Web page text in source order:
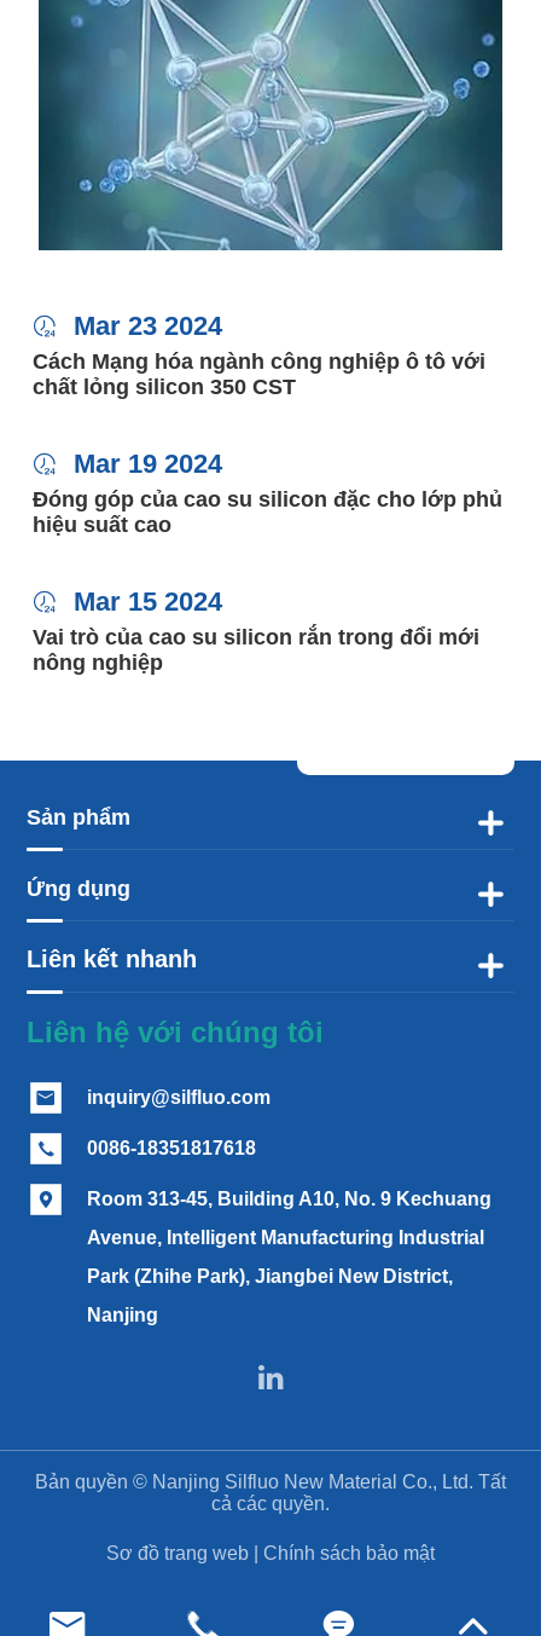
 Mar 23 2024
Cách Mạng hóa ngành công nghiệp ô tô với
chất lỏng silicon 350 CST
 Mar 19 2024
Đóng góp của cao su silicon đặc cho lớp phủ
hiệu suất cao
 Mar 15 2024
Vai trò của cao su silicon rắn trong đổi mới
nông nghiệp
Sản phẩm 
Ứng dụng 
Liên kết nhanh 
Liên hệ với chúng tôi
 inquiry@silfluo.com
 0086-18351817618

Room 313-45, Building A10, No. 9 Kechuang
Avenue, Intelligent Manufacturing Industrial
Park (Zhihe Park), Jiangbei New District,
Nanjing

Bản quyền © Nanjing Silfluo New Material Co., Ltd. Tất
cả các quyền.
Sơ đồ trang web Chính sách bảo mật
   